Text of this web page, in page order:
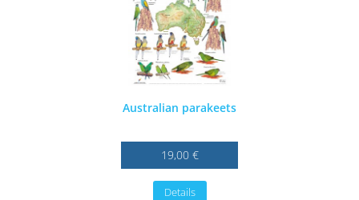
Australian parakeets
19,00 €
Details